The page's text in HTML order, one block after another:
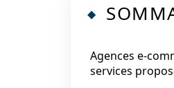
Agences e-
services